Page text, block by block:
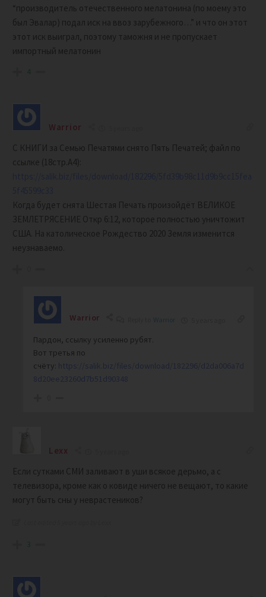
“производитель отечественного мелатонина (по моему это
был Эвалар) подал иск на ввоз зарубежного…” и что он этот
этот иск выиграл, поэтому таможня и не пропускает
импортный мелатонин
4
Warrior
С КНИГИ за Семью Печатями снято Пять Печатей; файл по
ссылке (18стр.А4):
Когда будет снята Шестая Печать произойдёт ВЕЛИКОЕ
ЗЕМЛЕТРЯСЕНИЕ Откр 6:12, которое полностью уничтожит
США. На католическое Рождество 2020 Земля изменится
неузнаваемо.
Warrior Warrior
Пардон, ссылку усиленно рубят.
Вот третья по
счёту: https://salik.biz/files/download/182296/d2da006a7d
8d20ee23260d7b51d90348
Lexx
Если сутками СМИ заливают в уши всякое дерьмо, а с
телевизора, кроме как о ковиде ничего не вещают, то какие
могут быть сны у неврастеников?
3